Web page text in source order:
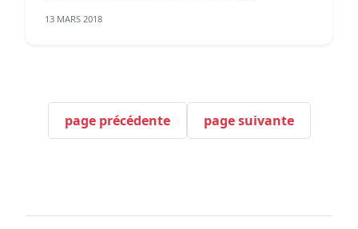
13 MARS 2018
page précédente page suivante